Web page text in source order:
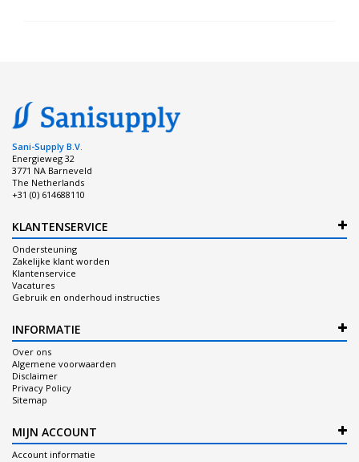
Sani-Supply B.V.
Energieweg 32
3771 NA Barneveld
The Netherlands
+31 (0) 614688110
KLANTENSERVICE
Ondersteuning
Zakelijke klant worden
Klantenservice
Vacatures
Gebruik en onderhoud instructies
INFORMATIE
Over ons
Algemene voorwaarden
Disclaimer
Privacy Policy
Sitemap
MIJN ACCOUNT
Account informatie